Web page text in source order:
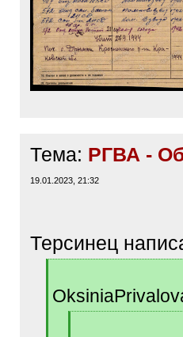
Тема: РГВА -
19.01.2023, 21:32
Терсинец
]